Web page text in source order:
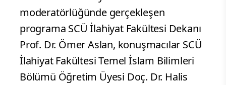
moderatörlüğünde gerçekleşen
programa SCÜ İlahiyat Fakültesi Dekanı
Prof. Dr. Ömer Aslan, konuşmacılar SCÜ
İlahiyat Fakültesi Temel İslam Bilimleri
Bölümü Öğretim Üyesi Doç. Dr. Halis